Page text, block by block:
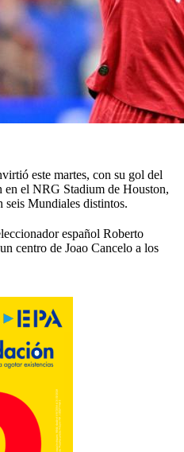
este martes, con su gol del
en el NRG Stadium de Houston,
seis Mundiales distintos.
español Roberto
centro de Joao Cancelo a los